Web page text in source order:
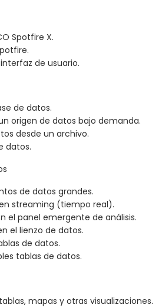
Spotfire X.
de usuario.
de datos.
origen de datos bajo demanda.
desde un archivo.
datos.
de datos grandes.
streaming (tiempo real).
el panel emergente de análisis.
el lienzo de datos.
de datos.
tablas de datos.
mapas y otras visualizaciones.